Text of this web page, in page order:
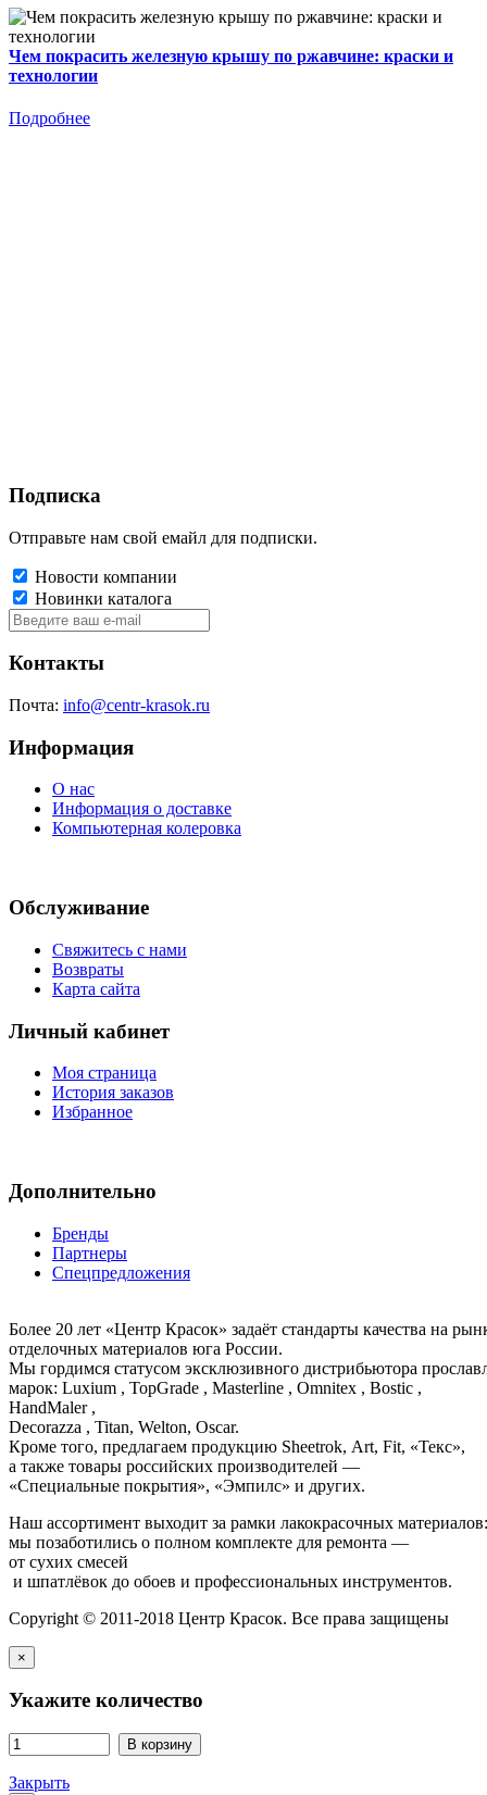
Чем покрасить железную крышу по ржавчине: краски и
технологии
Подробнее
Подписка
Отправьте нам свой емайл для подписки.
Новости компании
Новинки каталога
Контакты
Почта: info@centr-krasok.ru
Информация
О нас
Информация о доставке
Компьютерная колеровка
Обслуживание
Свяжитесь с нами
Возвраты
Карта сайта
Личный кабинет
Моя страница
История заказов
Избранное
Дополнительно
Бренды
Партнеры
Спецпредложения
Более 20 лет «Центр Красок» задаёт стандарты качества на
отделочных материалов юга России.
Мы гордимся статусом эксклюзивного дистрибьютора
марок: Luxium , TopGrade , Masterline , Omnitex , Bostic ,
HandMaler ,
Decorazza , Titan, Welton, Oscar.
Кроме того, предлагаем продукцию Sheetrok, Art, Fit, «Текс»,
а также товары российских производителей —
«Специальные покрытия», «Эмпилс» и других.
Наш ассортимент выходит за рамки лакокрасочных
мы позаботились о полном комплекте для ремонта —
от сухих смесей
и шпатлёвок до обоев и профессиональных инструментов.
Copyright © 2011-2018 Центр Красок. Все права защищены
×
Укажите количество
В корзину
Закрыть